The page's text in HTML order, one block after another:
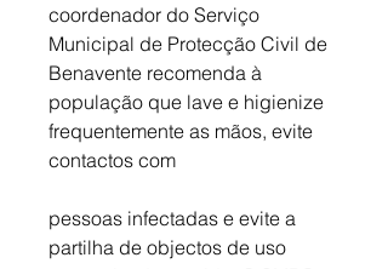
coordenador do Serviço
Municipal de Protecção Civil de
Benavente recomenda à
população que lave e higienize
frequentemente as mãos, evite
contactos com
pessoas infectadas e evite a
partilha de objectos de uso